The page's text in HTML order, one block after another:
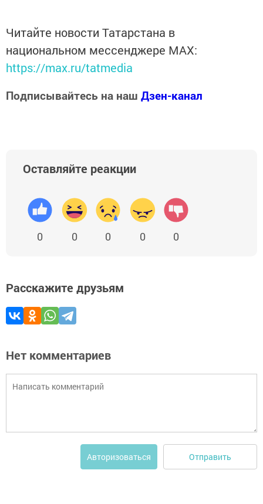
Читайте новости Татарстана в
национальном мессенджере MАХ:
https://max.ru/tatmedia
Подписывайтесь на наш Дзен-канал
Оставляйте реакции
0 0 0 0 0
Расскажите друзьям
Нет комментариев
Авторизоваться Отправить